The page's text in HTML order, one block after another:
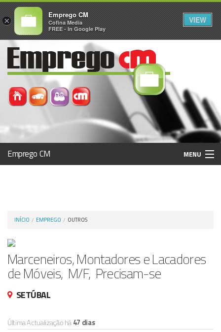
Emprego CM MENU
INÍCIO EMPREGO OUTROS
Marceneiros, Montadores e Lacadores
de Móveis, M/F, Precisam-se
SETÚBAL
Última Actualização há47 dias
×
Emprego CM
Cofina Media
FREE - In Google Play
VIEW